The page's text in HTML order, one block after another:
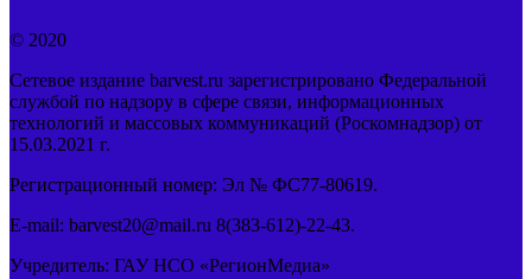
© 2020
Сетевое издание barvest.ru зарегистрировано Федеральной
службой по надзору в сфере связи, информационных
технологий и массовых коммуникаций (Роскомнадзор) от
15.03.2021 г.
Регистрационный номер: Эл № ФС77-80619.
E-mail: barvest20@mail.ru 8(383-612)-22-43.
Учредитель: ГАУ НСО «РегионМедиа»